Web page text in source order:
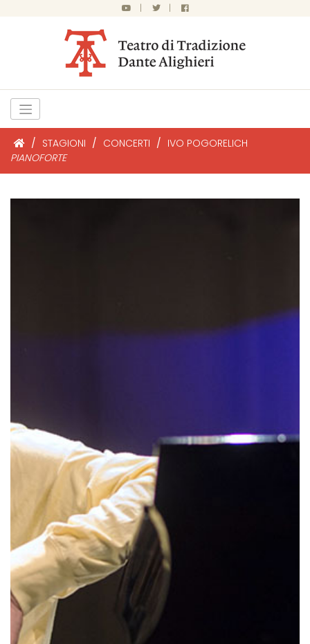
| |
/ STAGIONI / CONCERTI / IVO POGORELICH
PIANOFORTE